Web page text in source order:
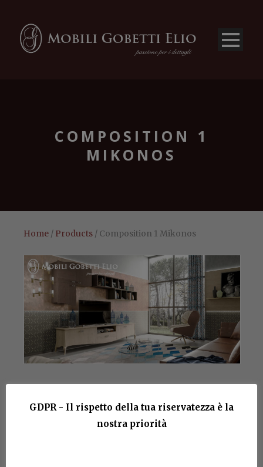
COMPOSITION 1
MIKONOS
Home / Products / Composition 1 Mikonos
Composition 1
GDPR - Il rispetto della tua riservatezza è la
nostra priorità